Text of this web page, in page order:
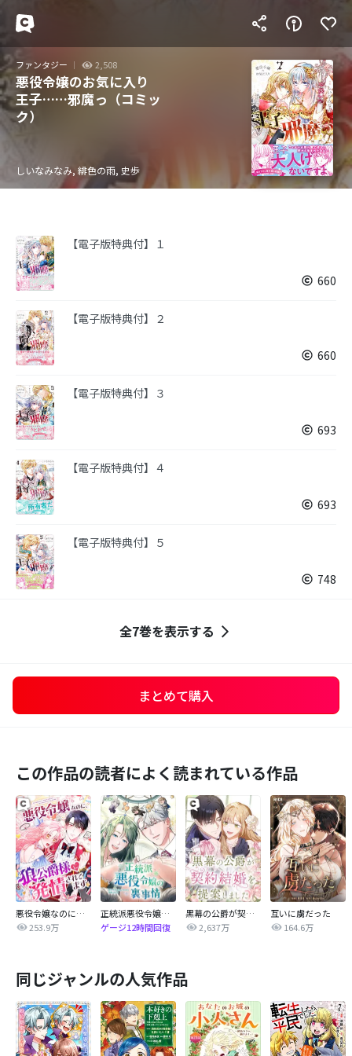
ファンタジー 2,508
悪役令嬢のお気に入り
王子……邪魔っ（コミッ
ク）
しいなみなみ, 緋色の雨, 史歩
【電子版特典付】１
660
【電子版特典付】２
660
【電子版特典付】３
693
【電子版特典付】４
693
【電子版特典付】５
748
全7巻を表示する
まとめて購入
この作品の読者によく読まれている作品
悪役令嬢なのに、狼公爵様に発情されてます
253.9万
正統派悪役令嬢の裏事情
ゲージ12時間回復
黒幕の公爵が契約結婚を提案しました
2,637万
互いに虜だった
164.6万
同じジャンルの人気作品